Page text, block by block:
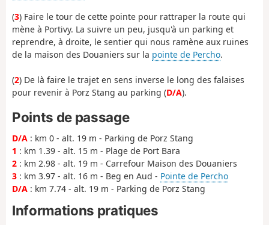
(3) Faire le tour de cette pointe pour rattraper la route qui
mène à Portivy. La suivre un peu, jusqu'à un parking et
reprendre, à droite, le sentier qui nous ramène aux ruines
de la maison des Douaniers sur la pointe de Percho.
(2) De là faire le trajet en sens inverse le long des falaises
pour revenir à Porz Stang au parking (D/A).
Points de passage
D/A : km 0 - alt. 19 m - Parking de Porz Stang
1 : km 1.39 - alt. 15 m - Plage de Port Bara
2 : km 2.98 - alt. 19 m - Carrefour Maison des Douaniers
3 : km 3.97 - alt. 16 m - Beg en Aud - Pointe de Percho
D/A : km 7.74 - alt. 19 m - Parking de Porz Stang
Informations pratiques